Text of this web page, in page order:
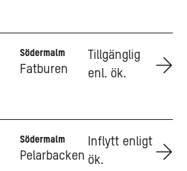
65
Södermalm
Fatburen
Tillgänglig
enl. ök.
Södermalm
Pelarbacken
Inflytt enligt
ök.